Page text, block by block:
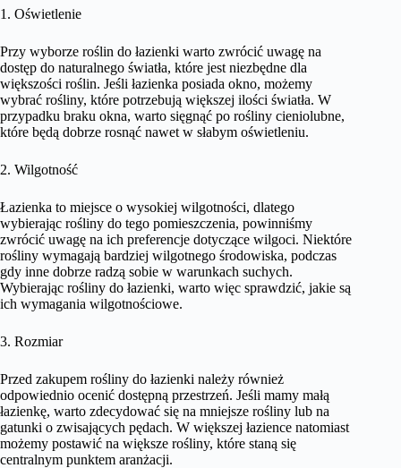
1. Oświetlenie
Przy wyborze roślin do łazienki warto zwrócić uwagę na
dostęp do naturalnego światła, które jest niezbędne dla
większości roślin. Jeśli łazienka posiada okno, możemy
wybrać rośliny, które potrzebują większej ilości światła. W
przypadku braku okna, warto sięgnąć po rośliny cieniolubne,
które będą dobrze rosnąć nawet w słabym oświetleniu.
2. Wilgotność
Łazienka to miejsce o wysokiej wilgotności, dlatego
wybierając rośliny do tego pomieszczenia, powinniśmy
zwrócić uwagę na ich preferencje dotyczące wilgoci. Niektóre
rośliny wymagają bardziej wilgotnego środowiska, podczas
gdy inne dobrze radzą sobie w warunkach suchych.
Wybierając rośliny do łazienki, warto więc sprawdzić, jakie są
ich wymagania wilgotnościowe.
3. Rozmiar
Przed zakupem rośliny do łazienki należy również
odpowiednio ocenić dostępną przestrzeń. Jeśli mamy małą
łazienkę, warto zdecydować się na mniejsze rośliny lub na
gatunki o zwisających pędach. W większej łazience natomiast
możemy postawić na większe rośliny, które staną się
centralnym punktem aranżacji.